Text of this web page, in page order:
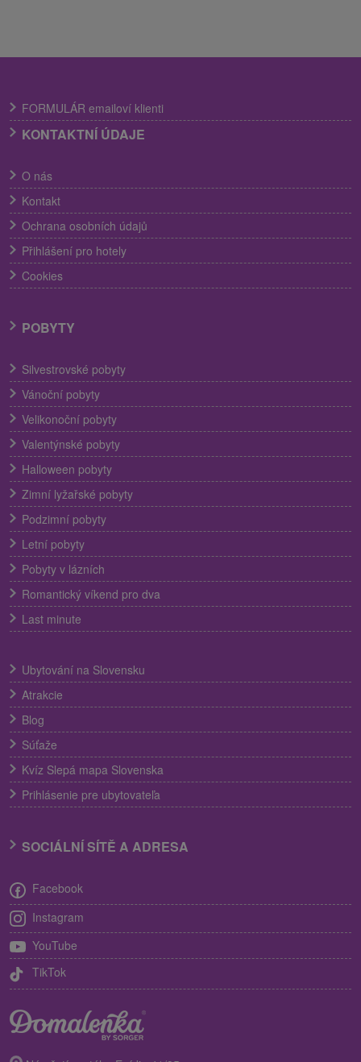
FORMULÁR emailoví klienti
KONTAKTNÍ ÚDAJE
O nás
Kontakt
Ochrana osobních údajů
Přihlášení pro hotely
Cookies
POBYTY
Silvestrovské pobyty
Vánoční pobyty
Velikonoční pobyty
Valentýnské pobyty
Halloween pobyty
Zimní lyžařské pobyty
Podzimní pobyty
Letní pobyty
Pobyty v lázních
Romantický víkend pro dva
Last minute
Ubytování na Slovensku
Atrakcie
Blog
Súťaže
Kvíz Slepá mapa Slovenska
Prihlásenie pre ubytovateľa
SOCIÁLNÍ SÍTĚ A ADRESA
Facebook
Instagram
YouTube
TikTok